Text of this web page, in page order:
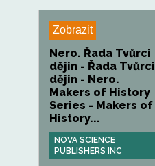
Zobrazit
Nero. Řada Tvůrci
dějin - Řada Tvůrci
dějin - Nero.
Makers of History
Series - Makers of
History...
NOVA SCIENCE
PUBLISHERS INC